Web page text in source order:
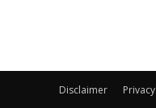
Disclaimer Privacy